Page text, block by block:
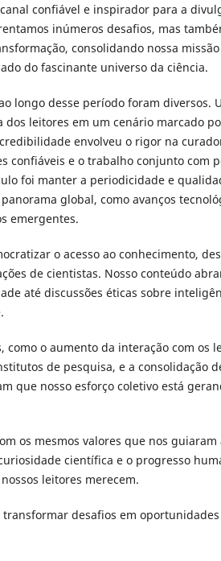
confiável e inspirador para a
inúmeros desafios, mas
consolidando nossa
do fascinante universo da ciência.
longo desse período foram diversos.
leitores em um cenário marcado
envolveu o rigor na
confiáveis e o trabalho conjunto com
foi manter a periodicidade e
global, como avanços
emergentes.
o acesso ao conhecimento,
de cientistas. Nosso conteúdo
até discussões éticas sobre
o aumento da interação com os
de pesquisa, e a consolidação
que nosso esforço coletivo está
os mesmos valores que nos guiaram
científica e o progresso
leitores merecem.
desafios em